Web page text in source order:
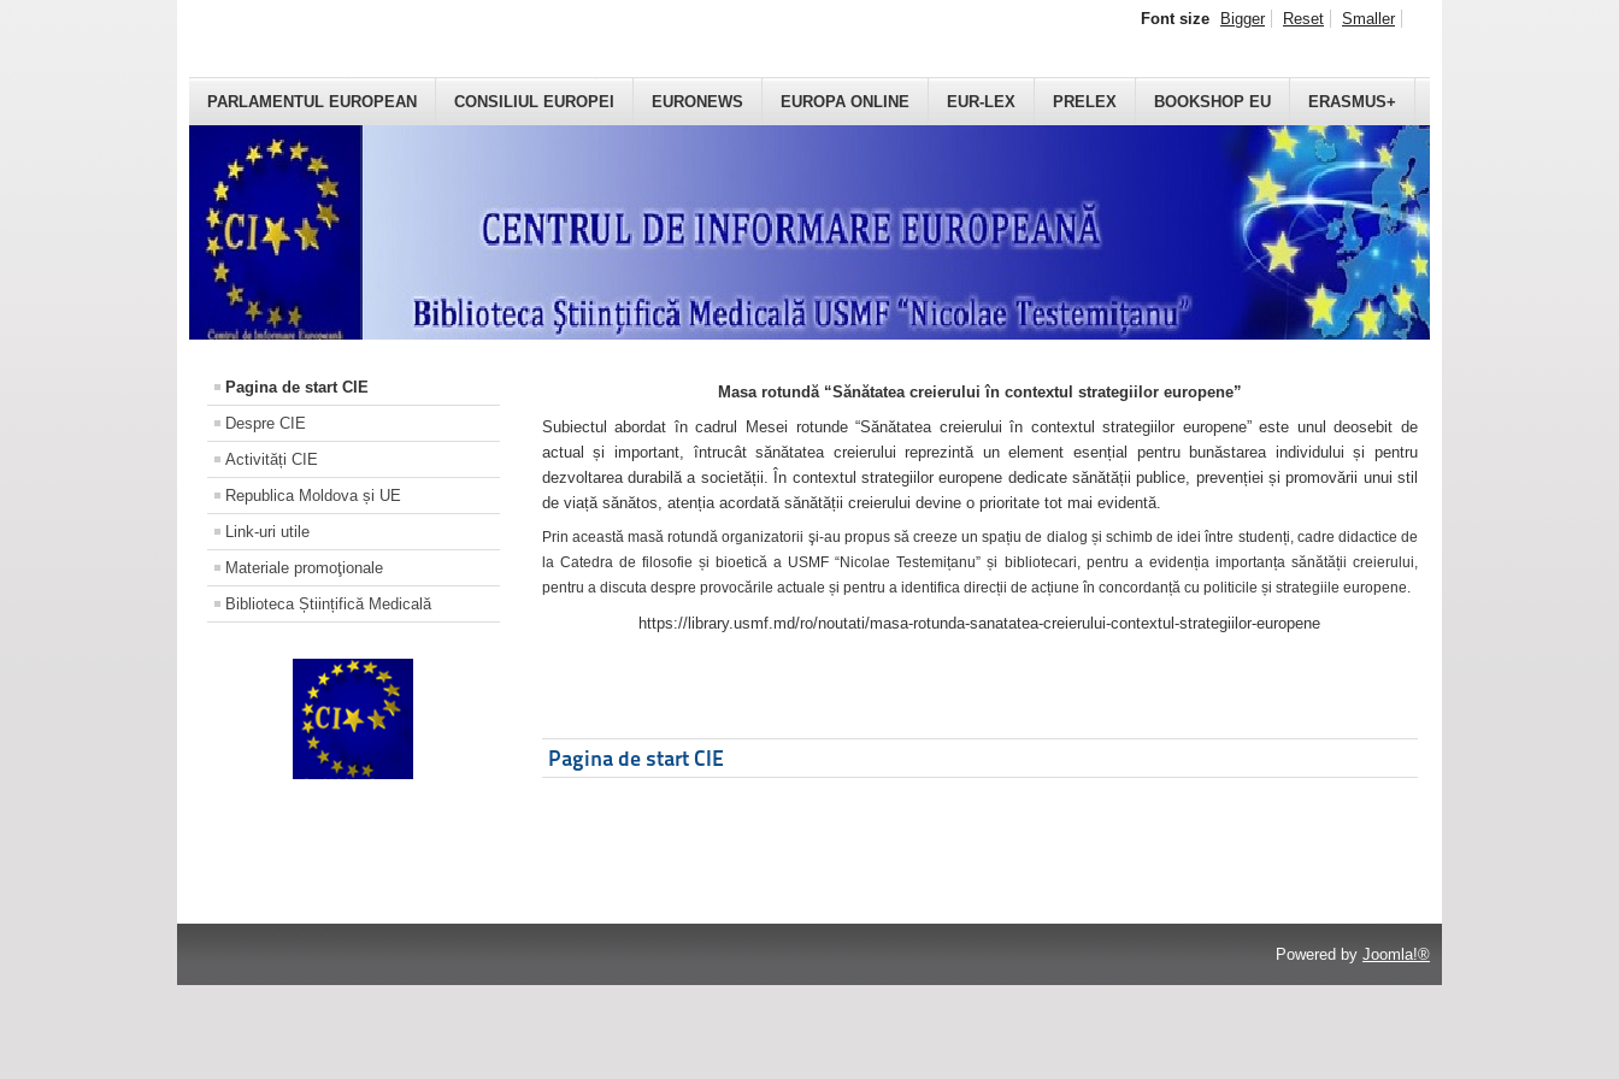
PARLAMENTUL EUROPEAN CONSILIUL EUROPEI EURONEWS EUROPA ONLINE EUR-LEX PRELEX BOOKSHOP EU ERASMUS+
Font size Bigger Reset Smaller
Pagina de start CIE
Despre CIE
Activități CIE
Republica Moldova și UE
Link-uri utile
Materiale promoţionale
Biblioteca Științifică Medicală
Masa rotundă “Sănătatea creierului în contextul strategiilor europene”
Subiectul abordat în cadrul Mesei rotunde “Sănătatea creierului în contextul strategiilor europene” este unul deosebit de
actual și important, întrucât sănătatea creierului reprezintă un element esențial pentru bunăstarea individului și pentru
dezvoltarea durabilă a societății. În contextul strategiilor europene dedicate sănătății publice, prevenției și promovării unui stil
de viață sănătos, atenția acordată sănătății creierului devine o prioritate tot mai evidentă.
Prin această masă rotundă organizatorii şi-au propus să creeze un spațiu de dialog și schimb de idei între studenți, cadre didactice de
la Catedra de filosofie și bioetică a USMF “Nicolae Testemițanu” și bibliotecari, pentru a evidenția importanța sănătății creierului,
pentru a discuta despre provocările actuale și pentru a identifica direcții de acțiune în concordanță cu politicile și strategiile europene.
https://library.usmf.md/ro/noutati/masa-rotunda-sanatatea-creierului-contextul-strategiilor-europene
Pagina de start CIE
Powered by Joomla!®